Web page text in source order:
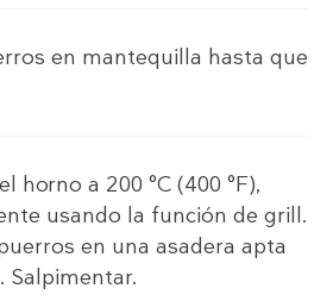
en mantequilla hasta que
horno a 200 °C (400 °F),
usando la función de grill.
en una asadera apta
Salpimentar.